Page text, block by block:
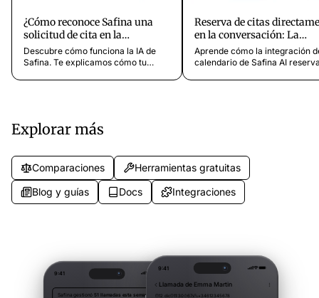
¿Cómo reconoce Safina una
solicitud de cita en la
conversación?
Descubre cómo funciona la IA de
Safina. Te explicamos cómo tu
Reserva de citas
en la conversación: La
integración de calendario
Safina AI
Aprende cómo la integración
calendario de Safina AI
Explorar más
Comparaciones
Herramientas gratuitas
Blog y guías
Docs Integraciones